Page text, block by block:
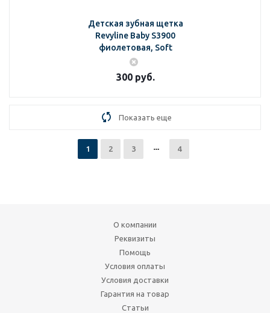
Детская зубная щетка
Revyline Baby S3900
фиолетовая, Soft
300руб.
Показать еще
1 2 3 4
О компании
Реквизиты
Помощь
Условия оплаты
Условия доставки
Гарантия на товар
Статьи